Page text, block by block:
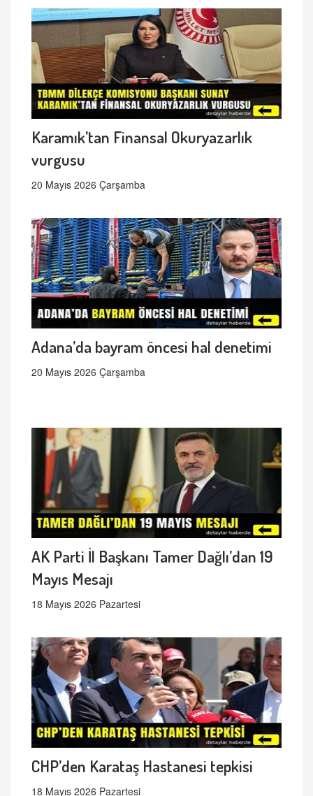
Karamık’tan Finansal Okuryazarlık
vurgusu
20 Mayıs 2026 Çarşamba
Adana’da bayram öncesi hal denetimi
20 Mayıs 2026 Çarşamba
AK Parti İl Başkanı Tamer Dağlı’dan 19
Mayıs Mesajı
18 Mayıs 2026 Pazartesi
CHP’den Karataş Hastanesi tepkisi
18 Mayıs 2026 Pazartesi